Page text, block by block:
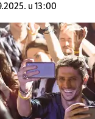
u 13:00